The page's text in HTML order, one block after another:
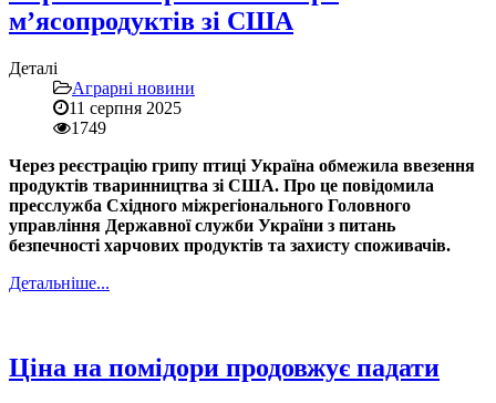
м’ясопродуктів зі США
Деталі
Аграрні новини
11 серпня 2025
1749
Через реєстрацію грипу птиці Україна обмежила ввезення
продуктів тваринництва зі США. Про це повідомила
пресслужба Східного міжрегіонального Головного
управління Державної служби України з питань
безпечності харчових продуктів та захисту споживачів.
Детальніше...
Ціна на помідори продовжує падати